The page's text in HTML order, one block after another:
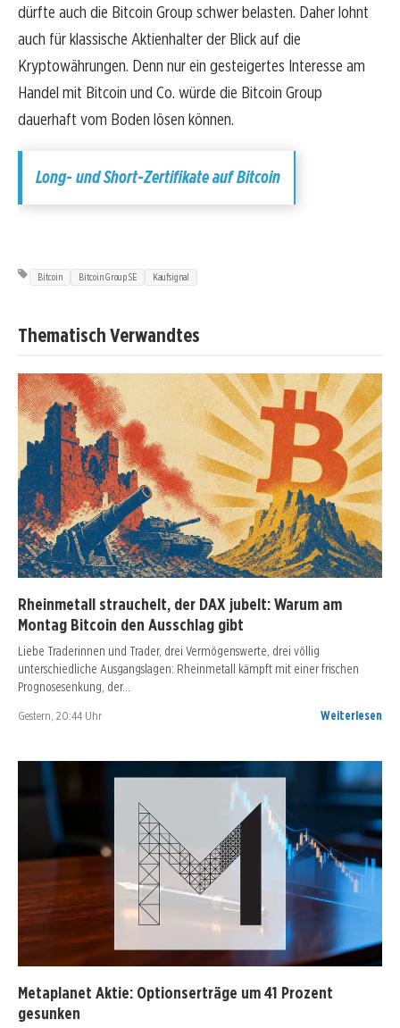
dürfte auch die Bitcoin Group schwer belasten. Daher lohnt
auch für klassische Aktienhalter der Blick auf die
Kryptowährungen. Denn nur ein gesteigertes Interesse am
Handel mit Bitcoin und Co. würde die Bitcoin Group
dauerhaft vom Boden lösen können.
Long- und Short-Zertifikate auf Bitcoin
Bitcoin Bitcoin Group SE Kaufsignal
Thematisch Verwandtes
Rheinmetall strauchelt, der DAX jubelt: Warum am
Montag Bitcoin den Ausschlag gibt
Liebe Traderinnen und Trader, drei Vermögenswerte, drei völlig
unterschiedliche Ausgangslagen: Rheinmetall kämpft mit einer frischen
Prognosesenkung, der…
Gestern, 20:44 Uhr Weiterlesen
Metaplanet Aktie: Optionserträge um 41 Prozent
gesunken